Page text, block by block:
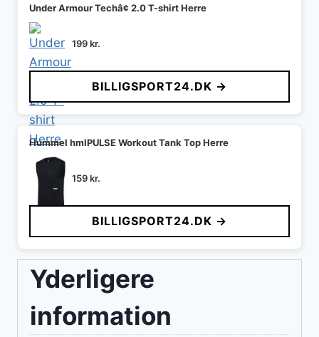
Under Armour Techâ¢ 2.0 T-shirt Herre
199kr.
BILLIGSPORT24.DK →
Hummel hmlPULSE Workout Tank Top Herre
159kr.
BILLIGSPORT24.DK →
Yderligere
information